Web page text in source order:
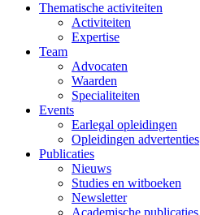
Thematische activiteiten
Activiteiten
Expertise
Team
Advocaten
Waarden
Specialiteiten
Events
Earlegal opleidingen
Opleidingen advertenties
Publicaties
Nieuws
Studies en witboeken
Newsletter
Academische publicaties